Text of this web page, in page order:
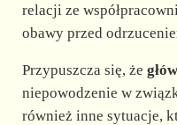
relacji ze
obawy przed
Przypuszcza się, że
niepowodzenie w
również inne sytuacje,